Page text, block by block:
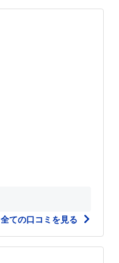
全ての口コミを見る